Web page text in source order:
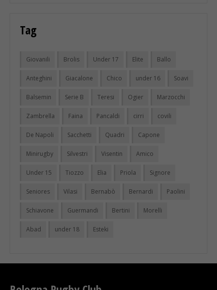
Tag
Giovanili Brolis Under 17 Elite Ballo
Anteghini Giacalone Chico under 16 Soavi
Balsemin Serie B Teresi Ogier Marzocchi
Zambrella Faina Pancaldi cirri covili
De Napoli Sacchetti Quadri Capone
Minirugby Silvestri Visentin Amico
Under 15 Tiozzo Elia Priola Signore
Seniores Vilasi Bernabò Bernardi Paolini
Schiavone Guermandi Bertini Morelli
Abad under 18 Esteki